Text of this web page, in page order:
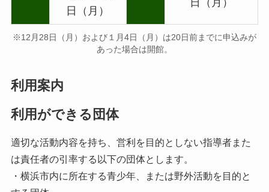
日（月）
日（月）
※12月28日（月）および１月4日（月）は20日前までに申込みが
あった場合は開館。
利用案内
利用ができる団体
適切な活動内容を持ち、営利を目的としない指導者また
は責任者の引率する以下の団体とします。
・横浜市内に所在する青少年、または野外活動を目的と